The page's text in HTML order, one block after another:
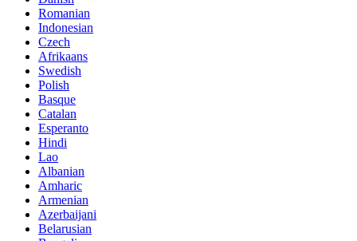
Romanian
Indonesian
Czech
Afrikaans
Swedish
Polish
Basque
Catalan
Esperanto
Hindi
Lao
Albanian
Amharic
Armenian
Azerbaijani
Belarusian